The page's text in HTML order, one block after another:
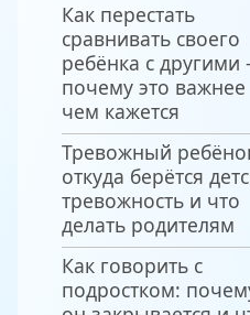
Как перестать
сравнивать своего
ребёнка с
почему это важнее
чем кажется
Тревожный
откуда берётся
тревожность и что
делать родителям
Как говорить с
подростком: